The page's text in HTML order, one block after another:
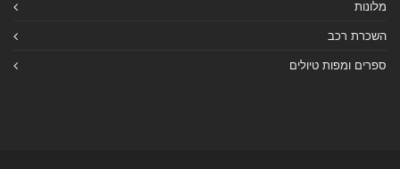
מלונות
השכרת רכב
ספרים ומפות טיולים